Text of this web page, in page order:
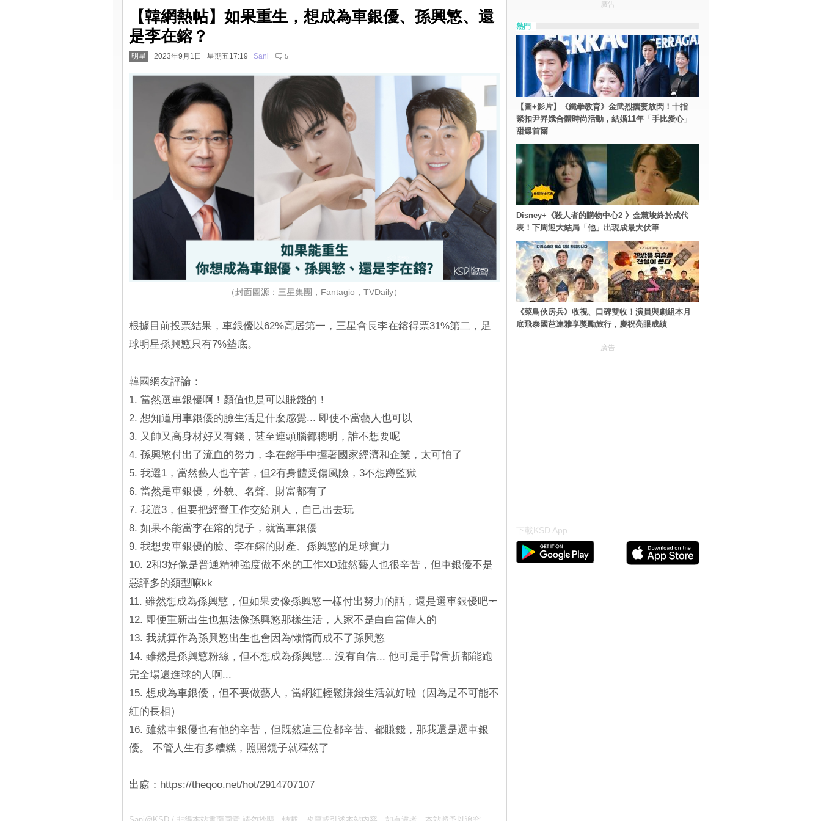
【韓網熱帖】如果重生，想成為車銀優、孫興慜、還
是李在鎔？
明星 2023年9月1日 星期五17:19 Sani 5
（封面圖源：三星集團，Fantagio，TVDaily）
根據目前投票結果，車銀優以62%高居第一，三星會長李在鎔得票31%第二，足
球明星孫興慜只有7%墊底。
韓國網友評論：
1. 當然選車銀優啊！顏值也是可以賺錢的！
2. 想知道用車銀優的臉生活是什麼感覺... 即使不當藝人也可以
3. 又帥又高身材好又有錢，甚至連頭腦都聰明，誰不想要呢
4. 孫興慜付出了流血的努力，李在鎔手中握著國家經濟和企業，太可怕了
5. 我選1，當然藝人也辛苦，但2有身體受傷風險，3不想蹲監獄
6. 當然是車銀優，外貌、名聲、財富都有了
7. 我選3，但要把經營工作交給別人，自己出去玩
8. 如果不能當李在鎔的兒子，就當車銀優
9. 我想要車銀優的臉、李在鎔的財產、孫興慜的足球實力
10. 2和3好像是普通精神強度做不來的工作XD雖然藝人也很辛苦，但車銀優不是
惡評多的類型嘛kk
11. 雖然想成為孫興慜，但如果要像孫興慜一樣付出努力的話，還是選車銀優吧ᅮ
12. 即便重新出生也無法像孫興慜那樣生活，人家不是白白當偉人的
13. 我就算作為孫興慜出生也會因為懶惰而成不了孫興慜
14. 雖然是孫興慜粉絲，但不想成為孫興慜... 沒有自信... 他可是手臂骨折都能跑
完全場還進球的人啊...
15. 想成為車銀優，但不要做藝人，當網紅輕鬆賺錢生活就好啦（因為是不可能不
紅的長相）
16. 雖然車銀優也有他的辛苦，但既然這三位都辛苦、都賺錢，那我還是選車銀
優。 不管人生有多糟糕，照照鏡子就釋然了
出處：https://theqoo.net/hot/2914707107
廣告
熱門
【圖+影片】《鐵拳教育》金武烈攜妻放閃！十指
緊扣尹昇娥合體時尚活動，結婚11年「手比愛心」
甜爆首爾
Disney+《殺人者的購物中心2 》金慧埈終於成代
表！下周迎大結局「他」出現成最大伏筆
《菜鳥伙房兵》收視、口碑雙收！演員與劇組本月
底飛泰國芭達雅享獎勵旅行，慶祝亮眼成績
廣告
下載KSD App